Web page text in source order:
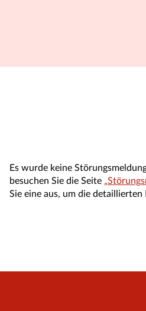
Es wurde keine
besuchen Sie die Seite
Sie eine aus, um die